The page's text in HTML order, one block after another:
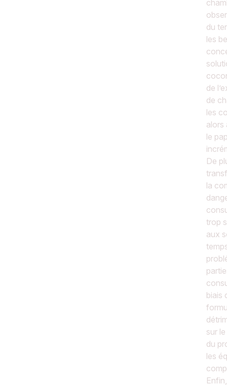
du
les
de
de
les
alors
le
De
la
trop
aux
biais
sur
du
les